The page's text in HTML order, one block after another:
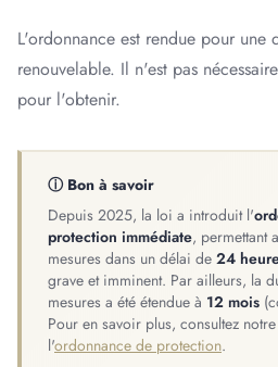
L'ordonnance est rendue pour une
renouvelable. Il n'est pas
pour l'obtenir.
ⓘ Bon à savoir
Depuis 2025, la loi a introduit l'
protection immédiate, permettant
mesures dans un délai de 24
grave et imminent. Par ailleurs, la
mesures a été étendue à 12 mois
Pour en savoir plus, consultez
l'ordonnance de protection.